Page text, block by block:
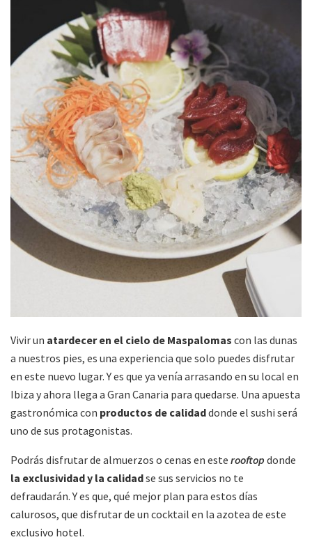
Vivir un atardecer en el cielo de Maspalomas con las dunas
a nuestros pies, es una experiencia que solo puedes disfrutar
en este nuevo lugar. Y es que ya venía arrasando en su local en
Ibiza y ahora llega a Gran Canaria para quedarse. Una apuesta
gastronómica con productos de calidaddonde el sushi será
uno de sus protagonistas.
Podrás disfrutar de almuerzos o cenas en este rooftop donde
la exclusividad y la calidadse sus servicios no te
defraudarán. Y es que, qué mejor plan para estos días
calurosos, que disfrutar de un cocktail en la azotea de este
exclusivo hotel.